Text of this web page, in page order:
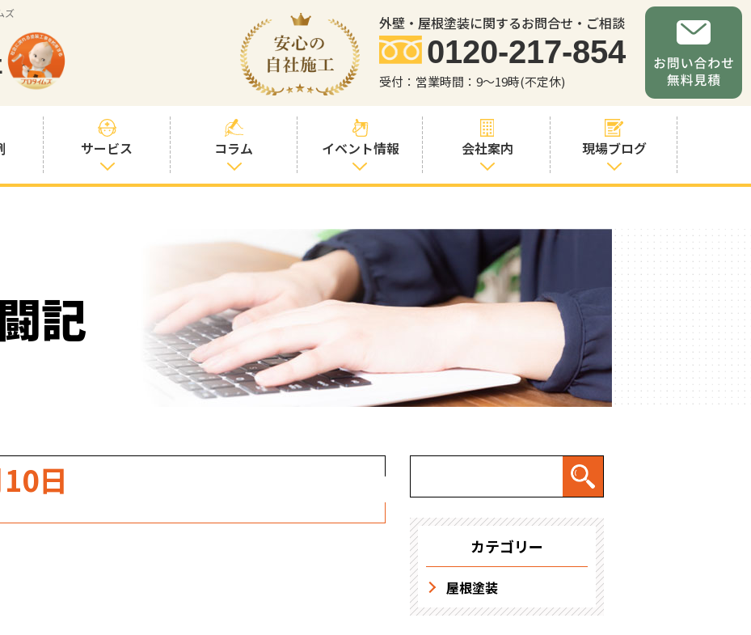
ズ
外壁・屋根塗装に関するお問合せ・ご相談
0120-217-854
受付：営業時間：9～19時(不定休)
サービス
お客様との交流
を大切に
見積書の見方
コラム
塗装コラム
塗料コラム
イベント情報 会社案内
職人・スタッフ
紹介
お問い合わせか
らの流れ
求人情報
現場ブログ
記
日
カテゴリー
屋根塗装